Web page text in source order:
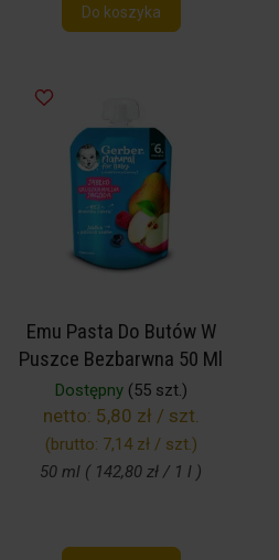
Do koszyka
Emu Pasta Do Butów W
Puszce Bezbarwna 50 Ml
Dostępny(55 szt.)
netto: 5,80 zł / szt.
(brutto: 7,14 zł / szt.)
50 ml ( 142,80 zł / 1 l )